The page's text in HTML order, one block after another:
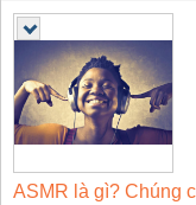
ASMR là gì? Chúng